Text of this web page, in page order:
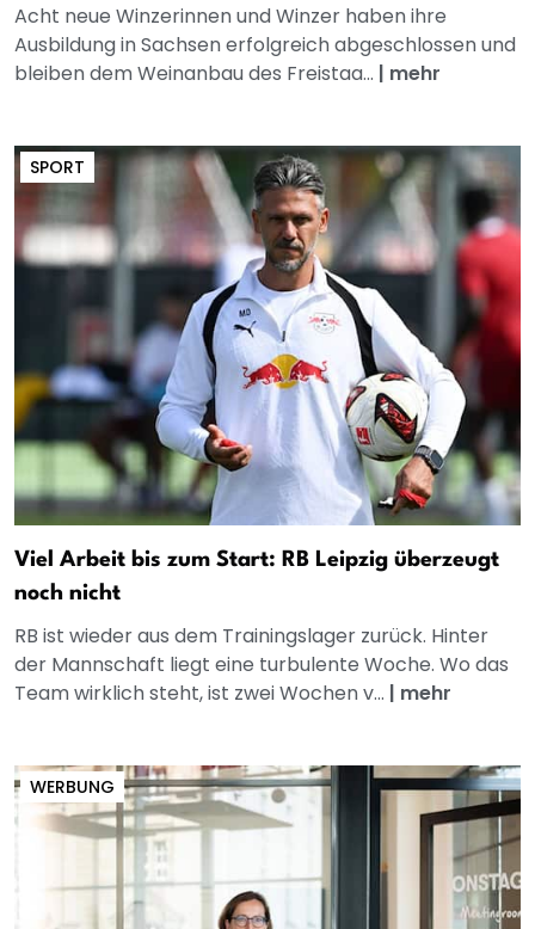
Acht neue Winzerinnen und Winzer haben ihre
Ausbildung in Sachsen erfolgreich abgeschlossen und
bleiben dem Weinanbau des Freistaa... | mehr
SPORT
Viel Arbeit bis zum Start: RB Leipzig überzeugt
noch nicht
RB ist wieder aus dem Trainingslager zurück. Hinter
der Mannschaft liegt eine turbulente Woche. Wo das
Team wirklich steht, ist zwei Wochen v... | mehr
WERBUNG